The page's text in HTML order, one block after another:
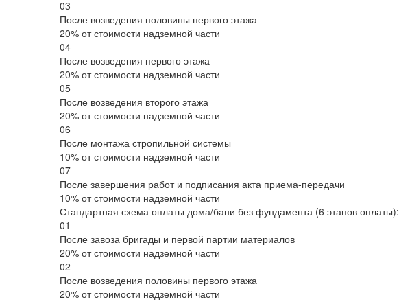
03
После возведения половины первого этажа
20% от стоимости надземной части
04
После возведения первого этажа
20% от стоимости надземной части
05
После возведения второго этажа
20% от стоимости надземной части
06
После монтажа стропильной системы
10% от стоимости надземной части
07
После завершения работ и подписания акта приема-передачи
10% от стоимости надземной части
Стандартная схема оплаты дома/бани без фундамента (6 этапов оплаты):
01
После завоза бригады и первой партии материалов
20% от стоимости надземной части
02
После возведения половины первого этажа
20% от стоимости надземной части